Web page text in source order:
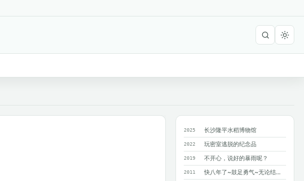
2025 长沙隆平水稻博物馆
2022 玩密室逃脱的纪念品
2019 不开心，说好的暴雨呢？
2011 快八年了~鼓足勇气~无论结果如何~只求...